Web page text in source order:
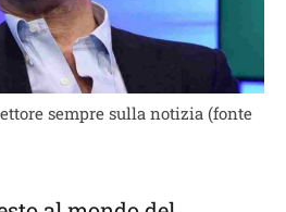
sempre sulla notizia (fonte